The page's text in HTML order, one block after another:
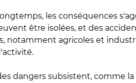
les conséquences
être isolées, et des
notamment agricoles et
dangers subsistent, comme